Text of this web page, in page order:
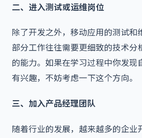
二、进入测试或运维岗位
除了开发之外，移动应用的测试和
部分工作往往需要更细致的技术分
的能力。如果在学习过程中你发现
有兴趣，不妨考虑一下这个方向。
三、加入产品经理团队
随着行业的发展，越来越多的企业